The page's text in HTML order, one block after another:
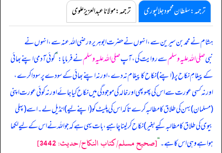
ترجمہ:سلطان محمود جلالپوری ترجمہ:مولانا عبدالعزیز علوی
ہشام نے محمد بن سیرین سے، انہوں نے حضرت ابوہریرہ رضی اللہ عنہ سے، انہوں نے
نبیصلی اللہ علیہ وسلمسے روایت کی، آپصلی اللہ علیہ وسلمنے فرمایا:”کوئی آدمی اپنے بھائی
کے پیغامِ نکاح پر (اپنے) نکاح کا پیغام نہ دے، اور نہ اپنے بھائی کے سودے پر سودا کرے،
اور نہ کسی عورت سے اس کی پھوپھی اور خالہ کی موجودگی میں نکاح کیا جائے اور نہ کوئی عورت اپنی
(مسلمان) بہن کی طلاق کا مطالبہ کرے تاکہ اس کی پلیٹ کو (اپنے لیے) انڈیل لے۔ اسے (پہلی
بیوی کی طلاق کا مطالبہ کیے بغیر) نکاح کر لینا چاہیے، بات یہی ہے کہ جو اللہ نے اس کے لیے لکھا
ہوا ہے وہی اس کا ہے۔“[صحيح مسلم/كتاب النكاح/حدیث: 3442]